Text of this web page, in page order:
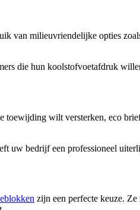
van milieuvriendelijke opties
die hun koolstofvoetafdruk
wilt versterken, eco
uw bedrijf een professioneel
zijn een perfecte keuze.